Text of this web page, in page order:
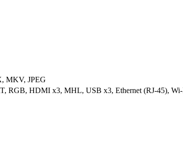
MKV, JPEG
RGB, HDMI x3, MHL, USB x3, Ethernet (RJ-45),